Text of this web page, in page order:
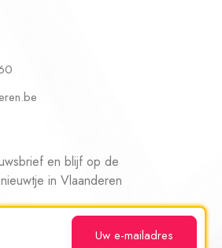
en blijf op de
in Vlaanderen